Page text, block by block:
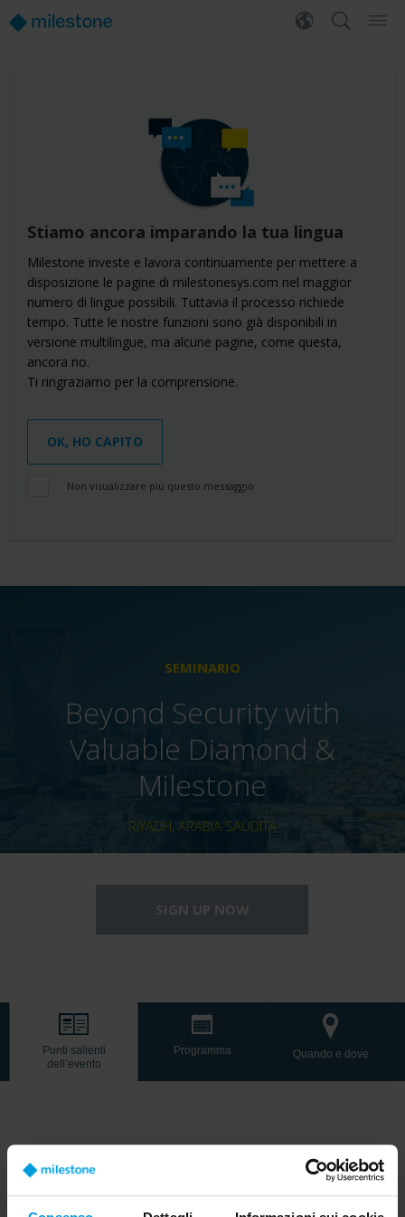
Stiamo ancora imparando la tua lingua
Milestone investe e lavora continuamente per mettere a
disposizione le pagine di milestonesys.com nel maggior
numero di lingue possibili. Tuttavia il processo richiede
tempo. Tutte le nostre funzioni sono già disponibili in
versione multilingue, ma alcune pagine, come questa,
ancora no.
Ti ringraziamo per la comprensione.
OK, HO CAPITO
Non visualizzare più questo messaggio
SEMINARIO
Beyond Security with
Valuable Diamond &
Milestone
RIYADH, ARABIA SAUDITA
DICEMBRE 11, 2025
SIGN UP NOW
Punti salienti
dell’evento
Programma Quando e dove